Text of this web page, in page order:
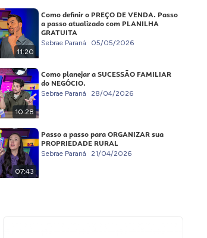
11:20
Como definir o PREÇO DE VENDA. Passo
a passo atualizado com PLANILHA
GRATUITA
Sebrae Paraná 05/05/2026
10:28
Como planejar a SUCESSÃO FAMILIAR
do NEGÓCIO.
Sebrae Paraná 28/04/2026
07:43
Passo a passo para ORGANIZAR sua
PROPRIEDADE RURAL
Sebrae Paraná 21/04/2026